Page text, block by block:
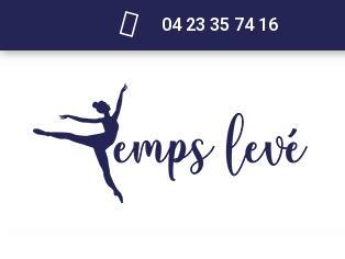
04 23 35 74 16